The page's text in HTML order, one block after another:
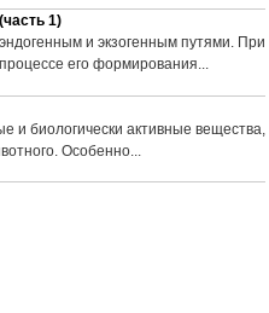
1)
и экзогенным путями. При
его формирования...
и биологически активные вещества,
Особенно...